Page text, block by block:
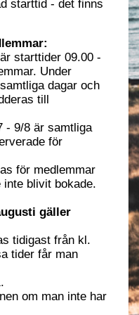
starttid - det finns
starttider 09.00 -
Under
dagar och
till
- 9/8 är samtliga
för
för medlemmar
blivit bokade.
gäller
tidigast från kl.
tider får man
om man inte har